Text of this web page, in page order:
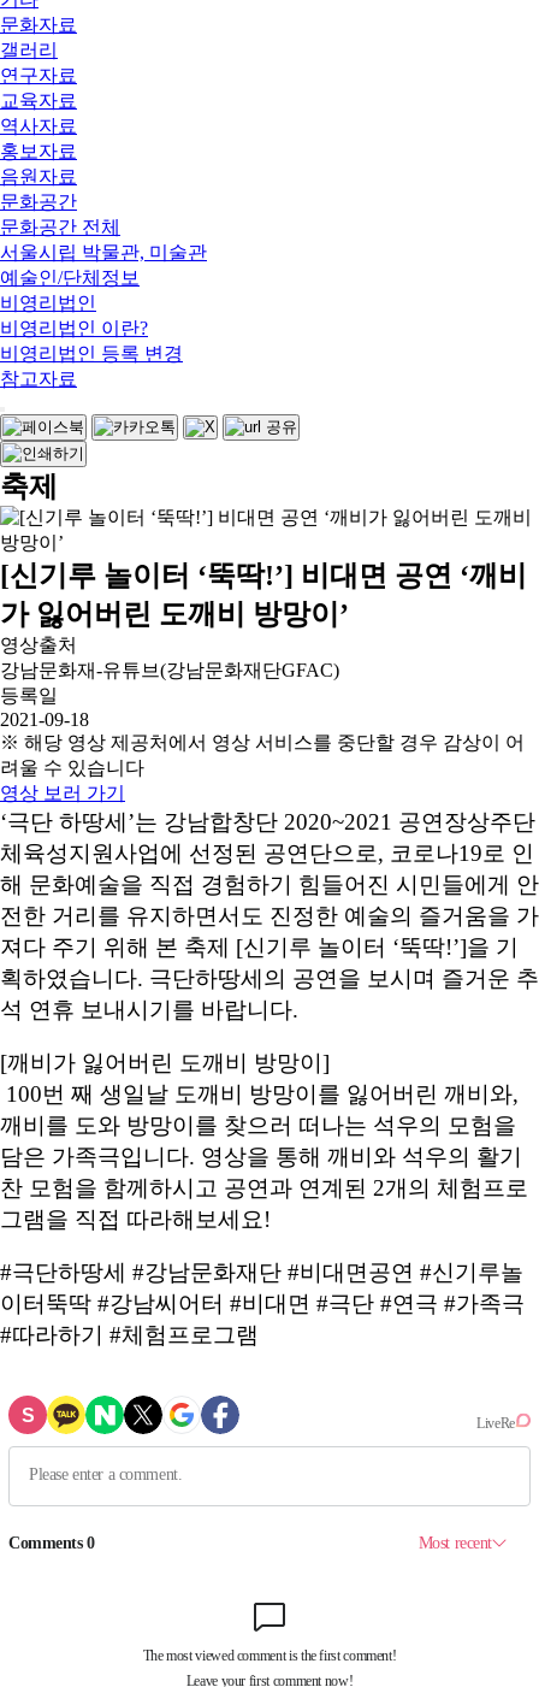
문화자료
갤러리
연구자료
교육자료
역사자료
홍보자료
음원자료
문화공간
문화공간 전체
서울시립 박물관, 미술관
예술인/단체정보
비영리법인
비영리법인 이란?
비영리법인 등록 변경
참고자료
축제
[신기루 놀이터 ‘뚝딱!’] 비대면 공연 ‘깨비
가 잃어버린 도깨비 방망이’
영상출처
강남문화재-유튜브(강남문화재단GFAC)
등록일
2021-09-18
※ 해당 영상 제공처에서 영상 서비스를 중단할 경우 감상이 어
려울 수 있습니다
영상 보러 가기
‘극단 하땅세’는 강남합창단 2020~2021 공연장상주단
체육성지원사업에 선정된 공연단으로, 코로나19로 인
해 문화예술을 직접 경험하기 힘들어진 시민들에게 안
전한 거리를 유지하면서도 진정한 예술의 즐거움을 가
져다 주기 위해 본 축제 [신기루 놀이터 ‘뚝딱!’]을 기
획하였습니다. 극단하땅세의 공연을 보시며 즐거운 추
석 연휴 보내시기를 바랍니다.
[깨비가 잃어버린 도깨비 방망이]
100번 째 생일날 도깨비 방망이를 잃어버린 깨비와,
깨비를 도와 방망이를 찾으러 떠나는 석우의 모험을
담은 가족극입니다. 영상을 통해 깨비와 석우의 활기
찬 모험을 함께하시고 공연과 연계된 2개의 체험프로
그램을 직접 따라해보세요!
#극단하땅세 #강남문화재단 #비대면공연 #신기루놀
이터뚝딱 #강남씨어터 #비대면 #극단 #연극 #가족극
#따라하기 #체험프로그램